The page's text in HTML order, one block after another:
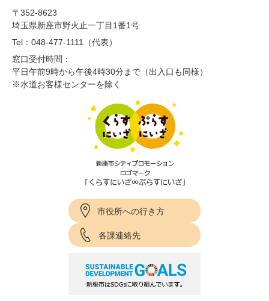
〒352-8623
埼玉県新座市野火止一丁目1番1号
Tel：048-477-1111（代表）
窓口受付時間：
平日午前9時から午後4時30分まで（出入口も同様）
※水道お客様センターを除く
市役所への行き方
各課連絡先